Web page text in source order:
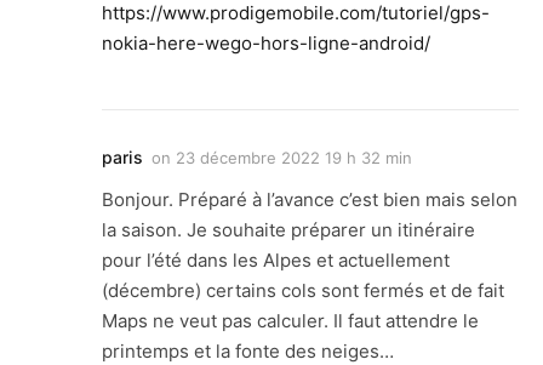
https://www.prodigemobile.com/tutoriel/gps-
nokia-here-wego-hors-ligne-android/
paris on 23 décembre 2022 19 h 32 min
Bonjour. Préparé à l’avance c’est bien mais selon
la saison. Je souhaite préparer un itinéraire
pour l’été dans les Alpes et actuellement
(décembre) certains cols sont fermés et de fait
Maps ne veut pas calculer. Il faut attendre le
printemps et la fonte des neiges…